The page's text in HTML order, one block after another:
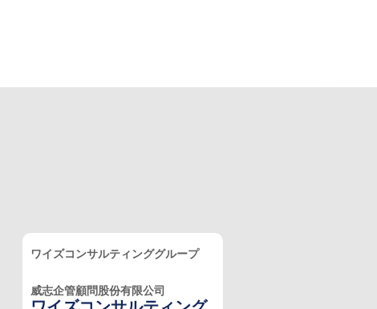
ワイズコンサルティンググループ
威志企管顧問股份有限公司